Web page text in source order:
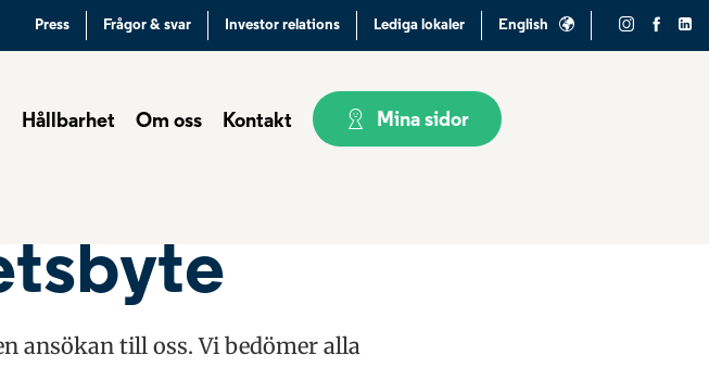
Press Frågor & svar Investor relations Lediga lokaler English
Hållbarhet Om oss Kontakt Mina sidor
ansökan till oss. Vi bedömer alla